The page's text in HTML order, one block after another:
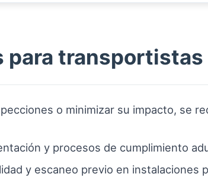
para transportistas
o minimizar su impacto, se
y procesos de cumplimiento
y escaneo previo en instalaciones